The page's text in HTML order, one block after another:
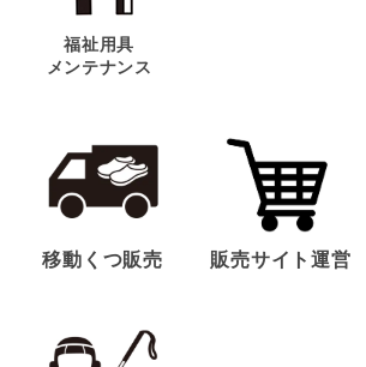
福祉用具
メンテナンス
移動くつ販売 販売サイト運営